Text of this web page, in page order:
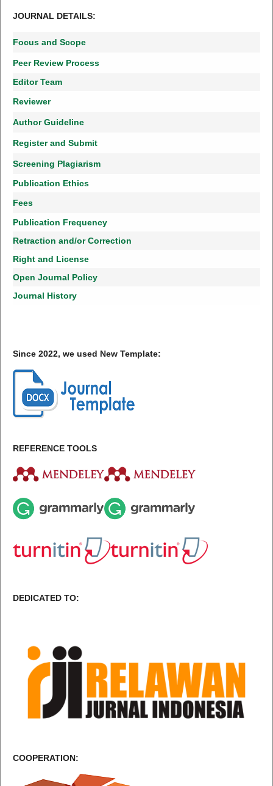
JOURNAL DETAILS:
Focus and Scope
Peer Review Process
Editor Team
Reviewer
Author Guideline
Register and Submit
Screening Plagiarism
Publication Ethics
Fees
Publication Frequency
Retraction and/or Correction
Right and License
Open Journal Policy
Journal History
Since 2022, we used New Template:
REFERENCE TOOLS
DEDICATED TO:
COOPERATION: